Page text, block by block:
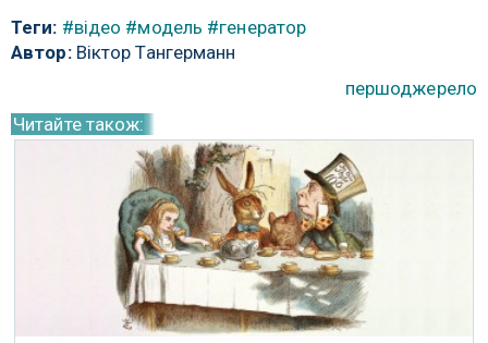
Теги: #відео #модель #генератор
Автор:Віктор Тангерманн
першоджерело
Читайте також: